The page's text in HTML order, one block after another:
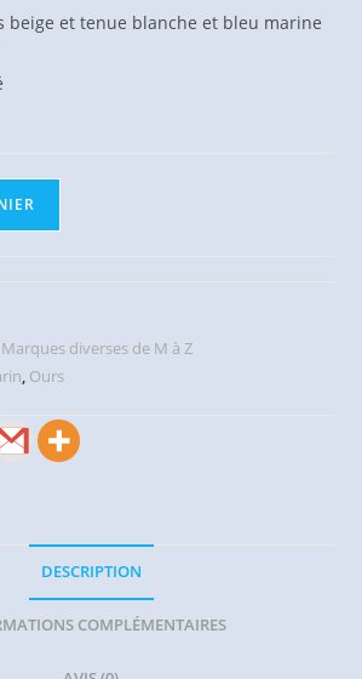
beige et tenue blanche et bleu marine
diverses de M à Z
, Ours
DESCRIPTION
COMPLÉMENTAIRES